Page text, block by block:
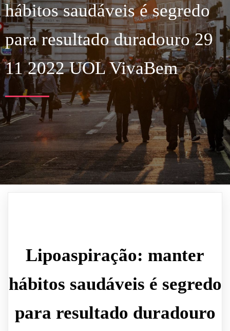
hábitos saudáveis é segredo
para resultado duradouro 29
11 2022 UOL VivaBem
Lipoaspiração: manter
hábitos saudáveis é segredo
para resultado duradouro